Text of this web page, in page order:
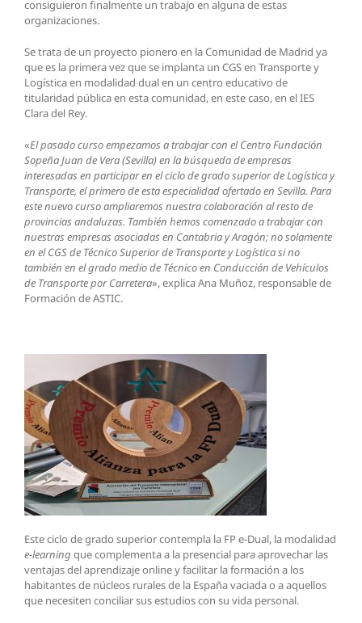
consiguieron finalmente un trabajo en alguna de estas
organizaciones.
Se trata de un proyecto pionero en la Comunidad de Madrid ya
que es la primera vez que se implanta un CGS en Transporte y
Logística en modalidad dual en un centro educativo de
titularidad pública en esta comunidad, en este caso, en el IES
Clara del Rey.
«El pasado curso empezamos a trabajar con el Centro Fundación
Sopeña Juan de Vera (Sevilla) en la búsqueda de empresas
interesadas en participar en el ciclo de grado superior de Logística y
Transporte, el primero de esta especialidad ofertado en Sevilla. Para
este nuevo curso ampliaremos nuestra colaboración al resto de
provincias andaluzas. También hemos comenzado a trabajar con
nuestras empresas asociadas en Cantabria y Aragón; no solamente
en el CGS de Técnico Superior de Transporte y Logística si no
también en el grado medio de Técnico en Conducción de Vehículos
de Transporte por Carretera», explica Ana Muñoz, responsable de
Formación de ASTIC.
Este ciclo de grado superior contempla la FP e-Dual, la modalidad
e-learning que complementa a la presencial para aprovechar las
ventajas del aprendizaje online y facilitar la formación a los
habitantes de núcleos rurales de la España vaciada o a aquellos
que necesiten conciliar sus estudios con su vida personal.